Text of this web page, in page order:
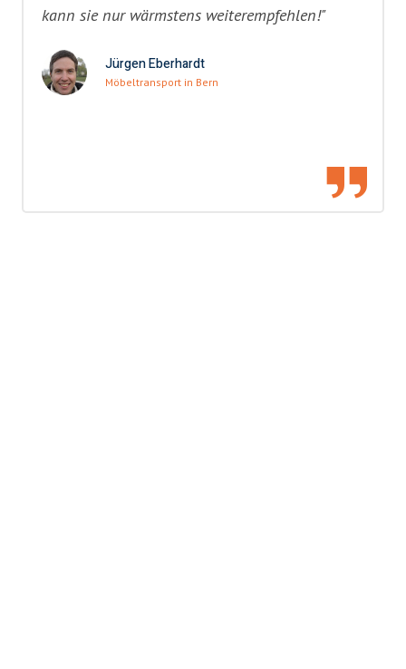
kann sie nur wärmstens weiterempfehlen!"
Jürgen Eberhardt
Möbeltransport in Bern